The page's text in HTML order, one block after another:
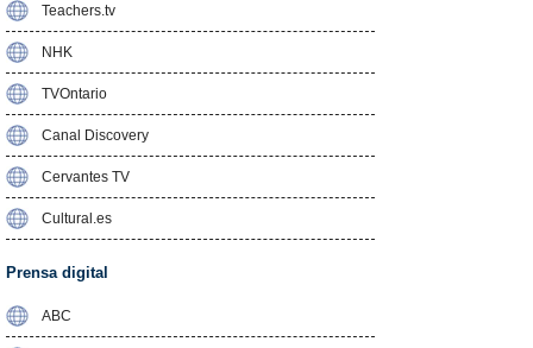
Teachers.tv
NHK
TVOntario
Canal Discovery
Cervantes TV
Cultural.es
Prensa digital
ABC